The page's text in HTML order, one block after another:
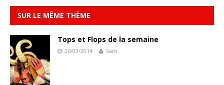
SUR LE MÊME THÈME
Tops et Flops de la semaine
26/03/2014 Sam